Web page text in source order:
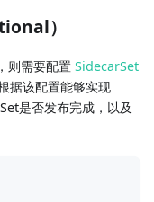
）
则需要配置 SidecarSet
据该配置能够实现
是否发布完成，以及